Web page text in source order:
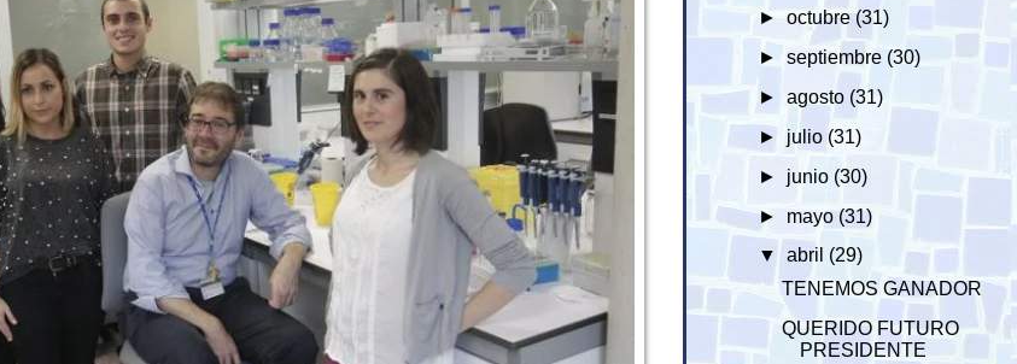
► octubre(31)
► septiembre (30)
► agosto (31)
► julio (31)
► junio (30)
► mayo(31)
▼ abril (29)
TENEMOS GANADOR
QUERIDO FUTURO
PRESIDENTE